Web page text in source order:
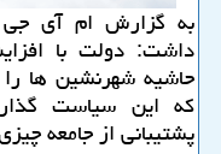
به گزارش ام آی جی
داشت: دولت با
حاشیه شهرنشین ها
كه این سیاست
پشتیبانی از جامعه